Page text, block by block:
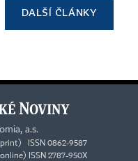
DALŠÍ ČLÁNKY
a.s.
ISSN 0862-9587
ISSN 2787-950X